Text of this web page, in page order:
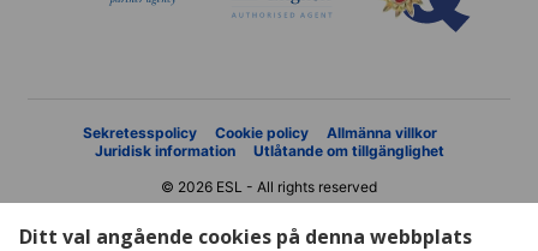
Ditt val angående cookies på denna webbplats
Sekretesspolicy Cookie policy
Allmänna villkor
Juridisk information
Utlåtande om tillgänglighet
© 2026 ESL - All rights reserved